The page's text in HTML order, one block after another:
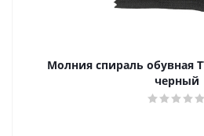
Молния спираль обувная
черный